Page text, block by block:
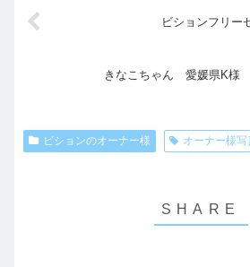
ビションフリー
きなこちゃん 愛媛県K様
ビションのオーナー様 オーナー様写